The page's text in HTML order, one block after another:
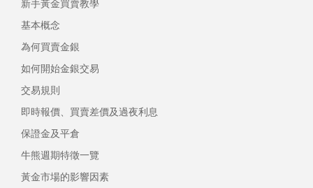
新手黃金買賣教學
基本概念
為何買賣金銀
如何開始金銀交易
交易規則
即時報價、買賣差價及過夜利息
保證金及平倉
牛熊週期特徵一覽
黃金市場的影響因素